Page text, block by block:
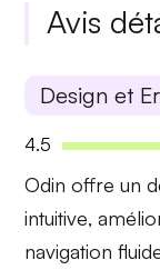
Avis
Design et
4.5
Odin offre un
intuitive,
navigation